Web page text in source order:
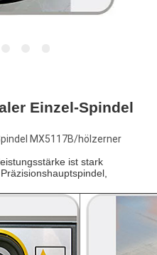
Einzel-Spindel
MX5117B/hölzerner
ist stark